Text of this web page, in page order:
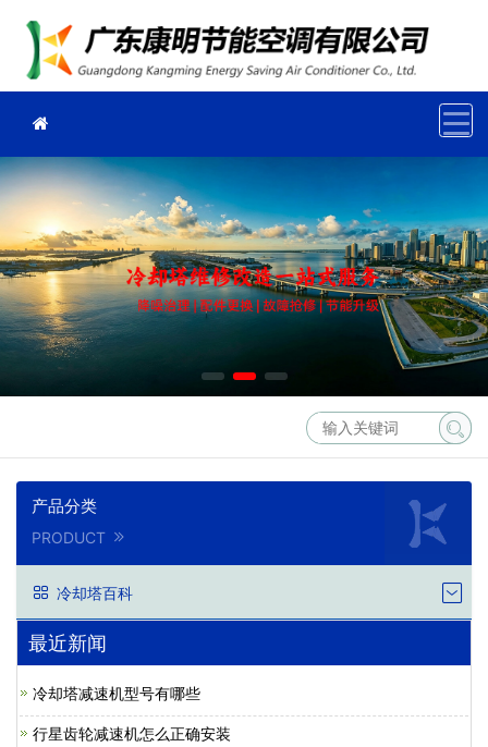
产品分类
PRODUCT
冷却塔百科
最近新闻
冷却塔减速机型号有哪些
行星齿轮减速机怎么正确安装